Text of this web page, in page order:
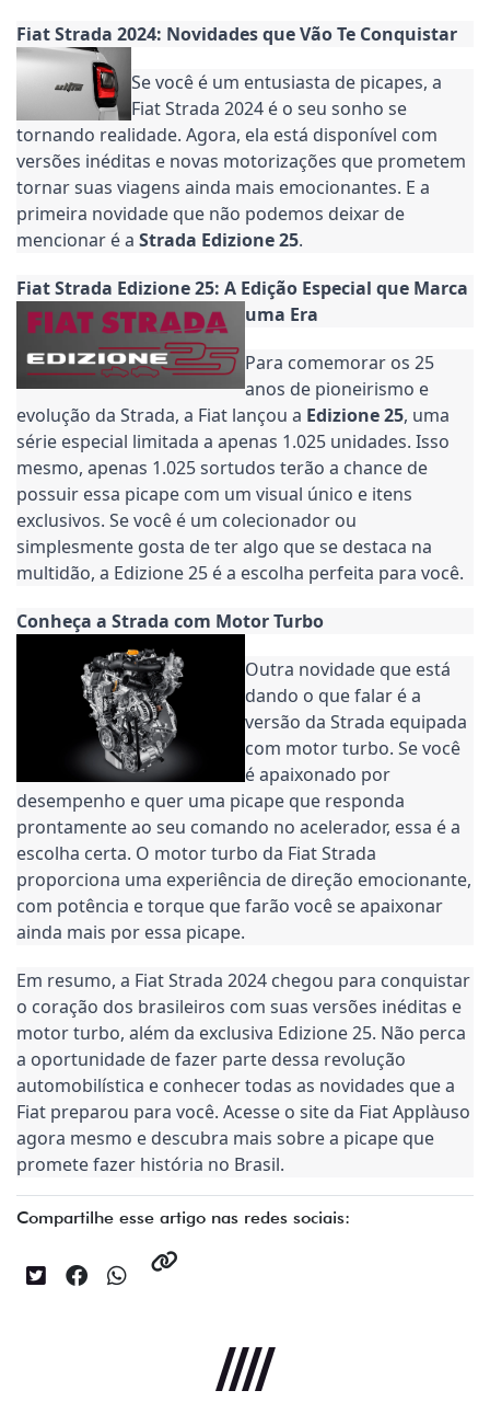
Fiat Strada 2024: Novidades que Vão Te Conquistar
Se você é um entusiasta de picapes, a
Fiat Strada 2024 é o seu sonho se
tornando realidade. Agora, ela está disponível com
versões inéditas e novas motorizações que prometem
tornar suas viagens ainda mais emocionantes. E a
primeira novidade que não podemos deixar de
mencionar é a Strada Edizione 25.
Fiat Strada Edizione 25: A Edição Especial que Marca
uma Era
Para comemorar os 25
anos de pioneirismo e
evolução da Strada, a Fiat lançou a Edizione 25, uma
série especial limitada a apenas 1.025 unidades. Isso
mesmo, apenas 1.025 sortudos terão a chance de
possuir essa picape com um visual único e itens
exclusivos. Se você é um colecionador ou
simplesmente gosta de ter algo que se destaca na
multidão, a Edizione 25 é a escolha perfeita para você.
Conheça a Strada com Motor Turbo
Outra novidade que está
dando o que falar é a
versão da Strada equipada
com motor turbo. Se você
é apaixonado por
desempenho e quer uma picape que responda
prontamente ao seu comando no acelerador, essa é a
escolha certa. O motor turbo da Fiat Strada
proporciona uma experiência de direção emocionante,
com potência e torque que farão você se apaixonar
ainda mais por essa picape.
Em resumo, a Fiat Strada 2024 chegou para conquistar
o coração dos brasileiros com suas versões inéditas e
motor turbo, além da exclusiva Edizione 25. Não perca
a oportunidade de fazer parte dessa revolução
automobilística e conhecer todas as novidades que a
Fiat preparou para você. Acesse o site da Fiat Applàuso
agora mesmo e descubra mais sobre a picape que
promete fazer história no Brasil.
Compartilhe esse artigo nas redes sociais: